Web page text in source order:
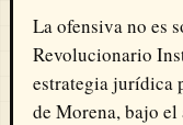
La ofensiva no es
Revolucionario
estrategia jurídica
de Morena, bajo